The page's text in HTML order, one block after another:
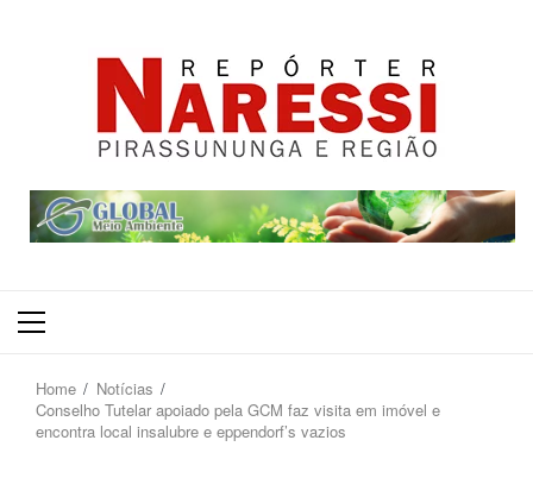
Primary
Home
Notícias
Conselho Tutelar apoiado pela GCM faz visita em imóvel e
encontra local insalubre e eppendorf’s vazios